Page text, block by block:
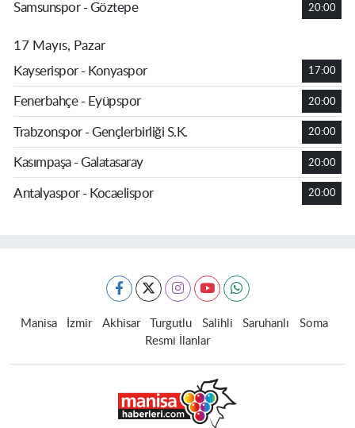
Samsunspor - Göztepe 20:00
17 Mayıs, Pazar
Kayserispor - Konyaspor
17:00
Fenerbahçe - Eyüpspor 20:00
Trabzonspor - Gençlerbirliği S.K. 20:00
Kasımpaşa - Galatasaray 20:00
Antalyaspor - Kocaelispor 20:00
Manisa İzmir Akhisar Turgutlu Salihli Saruhanlı
Soma
Resmi İlanlar